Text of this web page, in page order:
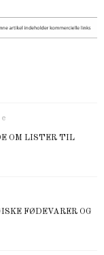
OM LISTER TIL
FØDEVARER OG